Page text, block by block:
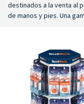
destinados a la venta al
de manos y pies. Una
limas, raspadores,
cuidado de las uñas, las
Fiabilidad y
materiales resistentes y
practicidad y facilidad de